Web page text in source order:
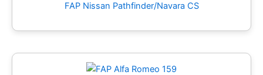
FAP Nissan Pathfinder/Navara CS